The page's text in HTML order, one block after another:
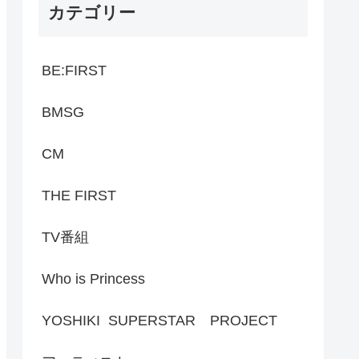
カテゴリー
BE:FIRST
BMSG
CM
THE FIRST
TV番組
Who is Princess
YOSHIKI SUPERSTAR PROJECT